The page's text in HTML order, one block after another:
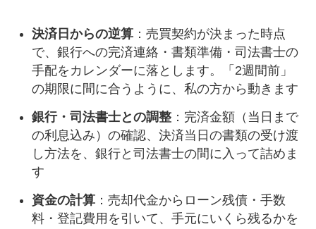
決済日からの逆算：売買契約が決まった時点
で、銀行への完済連絡・書類準備・司法書士の
手配をカレンダーに落とします。「2週間前」
の期限に間に合うように、私の方から動きます
銀行・司法書士との調整：完済金額（当日まで
の利息込み）の確認、決済当日の書類の受け渡
し方法を、銀行と司法書士の間に入って詰めま
す
資金の計算：売却代金からローン残債・手数
料・登記費用を引いて、手元にいくら残るかを